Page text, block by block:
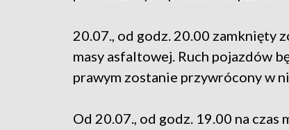
20.07., od godz. 20.00 zamknięty
masy asfaltowej. Ruch pojazdów
prawym zostanie przywrócony w
Od 20.07., od godz. 19.00 na